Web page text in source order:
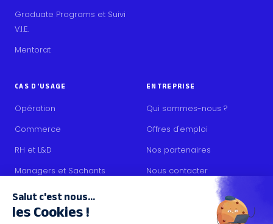
Graduate Programs et Suivi
V.I.E.
Mentorat
CAS D'USAGE
Opération
Commerce
RH et L&D
Managers et Sachants
Collaborateurs
ENTREPRISE
Qui sommes-nous ?
Offres d'emploi
Nos partenaires
Nous contacter